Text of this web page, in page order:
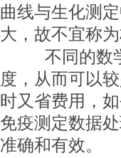
曲线与生化测
大，故不宜称
不同的数
度，从而可以
时又省费用，
免疫测定数据
准确和有效。